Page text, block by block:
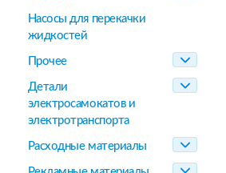
Насосы для перекачки
жидкостей
Прочее
Детали
электросамокатов и
электротранспорта
Расходные материалы